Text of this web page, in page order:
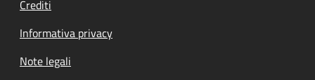
Crediti
Informativa privacy
Note legali